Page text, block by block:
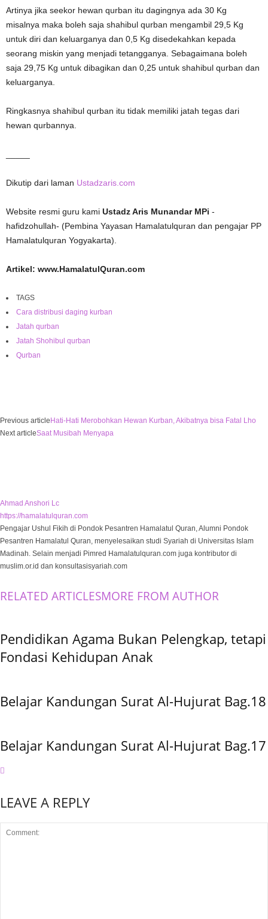
Artinya jika seekor hewan qurban itu dagingnya ada 30 Kg
misalnya maka boleh saja shahibul qurban mengambil 29,5 Kg
untuk diri dan keluarganya dan 0,5 Kg disedekahkan kepada
seorang miskin yang menjadi tetangganya. Sebagaimana boleh
saja 29,75 Kg untuk dibagikan dan 0,25 untuk shahibul qurban dan
keluarganya.
Ringkasnya shahibul qurban itu tidak memiliki jatah tegas dari
hewan qurbannya.
Dikutip dari laman Ustadzaris.com
Website resmi guru kami Ustadz Aris Munandar MPi -
hafidzohullah- (Pembina Yayasan Hamalatulquran dan pengajar PP
Hamalatulquran Yogyakarta).
Artikel: www.HamalatulQuran.com
TAGS
Cara distribusi daging kurban
Jatah qurban
Jatah Shohibul qurban
Qurban
Previous articleHati-Hati Merobohkan Hewan Kurban, Akibatnya bisa Fatal Lho
Next articleSaat Musibah Menyapa
Ahmad Anshori Lc
https://hamalatulquran.com
Pengajar Ushul Fikih di Pondok Pesantren Hamalatul Quran, Alumni Pondok
Pesantren Hamalatul Quran, menyelesaikan studi Syariah di Universitas Islam
Madinah. Selain menjadi Pimred Hamalatulquran.com juga kontributor di
muslim.or.id dan konsultasisyariah.com
RELATED ARTICLESMORE FROM AUTHOR
Pendidikan Agama Bukan Pelengkap, tetapi
Fondasi Kehidupan Anak
Belajar Kandungan Surat Al-Hujurat Bag.18
Belajar Kandungan Surat Al-Hujurat Bag.17
LEAVE A REPLY